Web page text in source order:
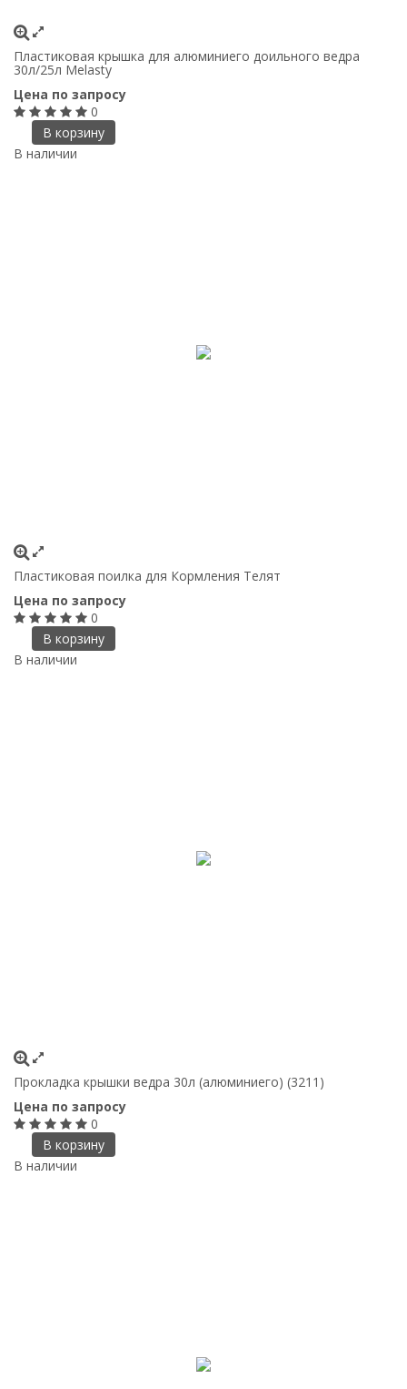
Пластиковая крышка для алюминиего доильного ведра
30л/25л Melasty
Цена по запросу
0
В корзину
В наличии
Пластиковая поилка для Кормления Телят
Цена по запросу
0
В корзину
В наличии
Прокладка крышки ведра 30л (алюминиего) (3211)
Цена по запросу
0
В корзину
В наличии